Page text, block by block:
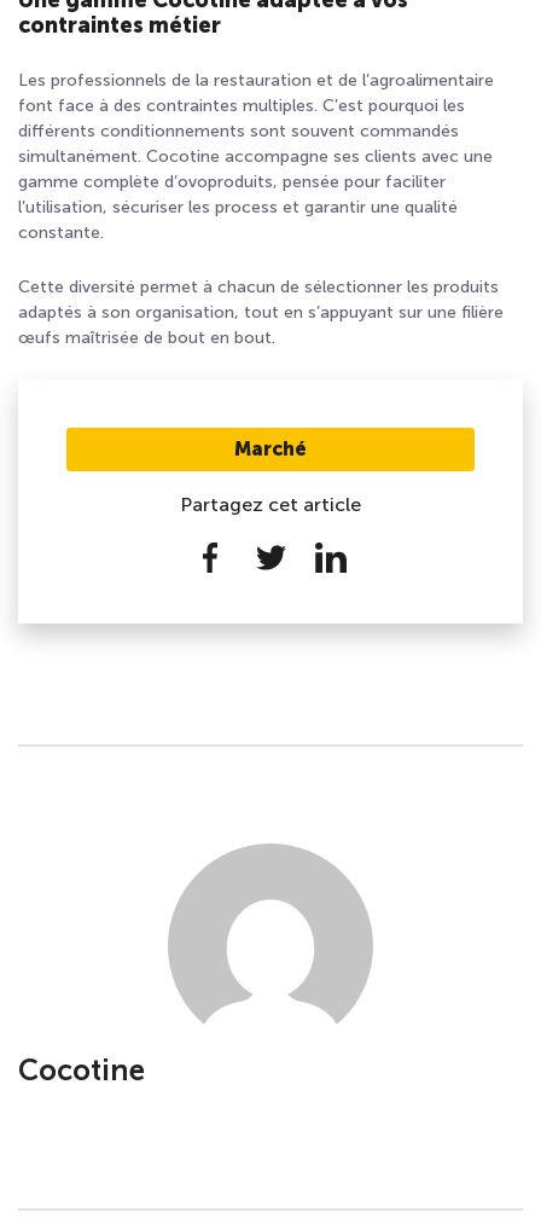
Marché
Partagez cet article
contraintes métier
Les professionnels de la restauration et de l’agroalimentaire
font face à des contraintes multiples. C’est pourquoi les
différents conditionnements sont souvent commandés
simultanément. Cocotine accompagne ses clients avec une
gamme complète d’ovoproduits, pensée pour faciliter
l’utilisation, sécuriser les process et garantir une qualité
constante.
Cette diversité permet à chacun de sélectionner les produits
adaptés à son organisation, tout en s’appuyant sur une filière
œufs maîtrisée de bout en bout.
Cocotine